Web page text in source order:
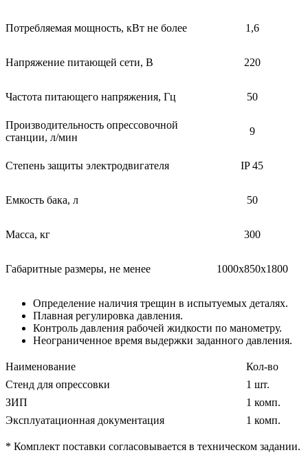
Потребляемая мощность, кВт не более 1,6
Напряжение питающей сети, В 220
Частота питающего напряжения, Гц 50
Производительность опрессовочной
станции, л/мин
9
Степень защиты электродвигателя IP 45
Емкость бака, л 50
Масса, кг 300
Габаритные размеры, не менее 1000х850х1800
Определение наличия трещин в испытуемых деталях.
Плавная регулировка давления.
Контроль давления рабочей жидкости по манометру.
Неограниченное время выдержки заданного давления.
Наименование
Кол-во
Стенд для опрессовки
1 шт.
ЗИП
1 комп.
Эксплуатационная документация
1 комп.
* Комплект поставки согласовывается в техническом задании.